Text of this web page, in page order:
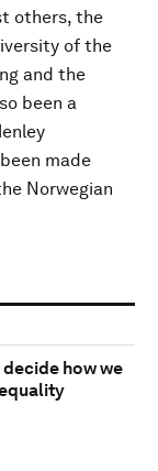
others, the
of the
and the
been a
made
Norwegian
how we